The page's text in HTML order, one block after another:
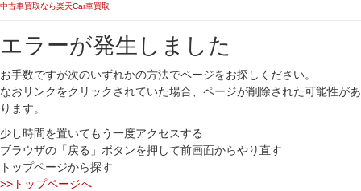
中古車買取なら楽天Car車買取
エラーが発生しました
お手数ですが次のいずれかの方法でページをお探しください。
なおリンクをクリックされていた場合、ページが削除された可能性があ
ります。
少し時間を置いてもう一度アクセスする
ブラウザの「戻る」ボタンを押して前画面からやり直す
トップページから探す
>>トップページへ